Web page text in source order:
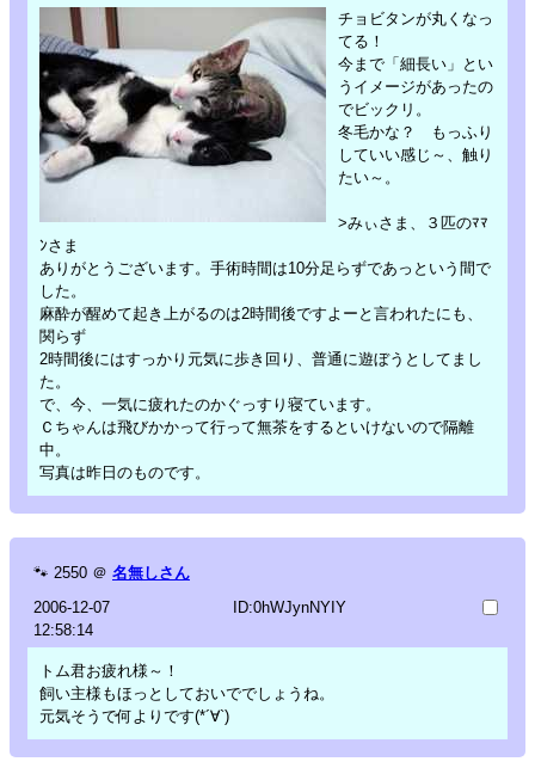
チョビタンが丸くなっ
てる！
今まで「細長い」とい
うイメージがあったの
でビックリ。
冬毛かな？ もっふり
していい感じ～、触り
たい～。
>みぃさま、３匹のﾏﾏ
ﾝさま
ありがとうございます。手術時間は10分足らずであっという間で
した。
麻酔が醒めて起き上がるのは2時間後ですよーと言われたにも、
関らず
2時間後にはすっかり元気に歩き回り、普通に遊ぼうとしてまし
た。
で、今、一気に疲れたのかぐっすり寝ています。
Ｃちゃんは飛びかかって行って無茶をするといけないので隔離
中。
写真は昨日のものです。
🐾 2550 ＠ 名無しさん
2006-12-07
12:58:14
ID:0hWJynNYIY
トム君お疲れ様～！
飼い主様もほっとしておいででしょうね。
元気そうで何よりです(*´∀`)